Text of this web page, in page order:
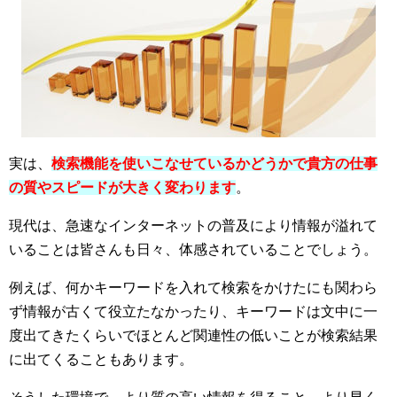
実は、 検索機能を使いこなせているかどうかで貴方の仕事
の質やスピードが大きく変わります。
現代は、急速なインターネットの普及により情報が溢れて
いることは皆さんも日々、体感されていることでしょう。
例えば、何かキーワードを入れて検索をかけたにも関わら
ず情報が古くて役立たなかったり、キーワードは文中に一
度出てきたくらいでほとんど関連性の低いことが検索結果
に出てくることもあります。